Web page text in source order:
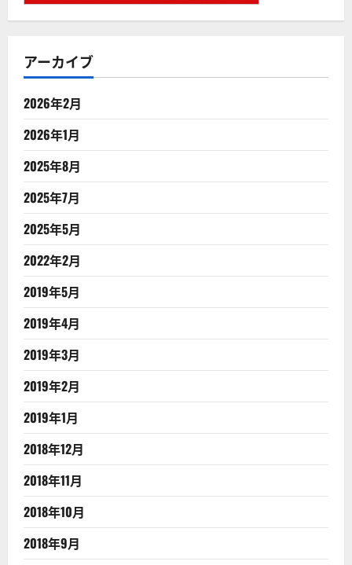
アーカイブ
2026年2月
2026年1月
2025年8月
2025年7月
2025年5月
2022年2月
2019年5月
2019年4月
2019年3月
2019年2月
2019年1月
2018年12月
2018年11月
2018年10月
2018年9月